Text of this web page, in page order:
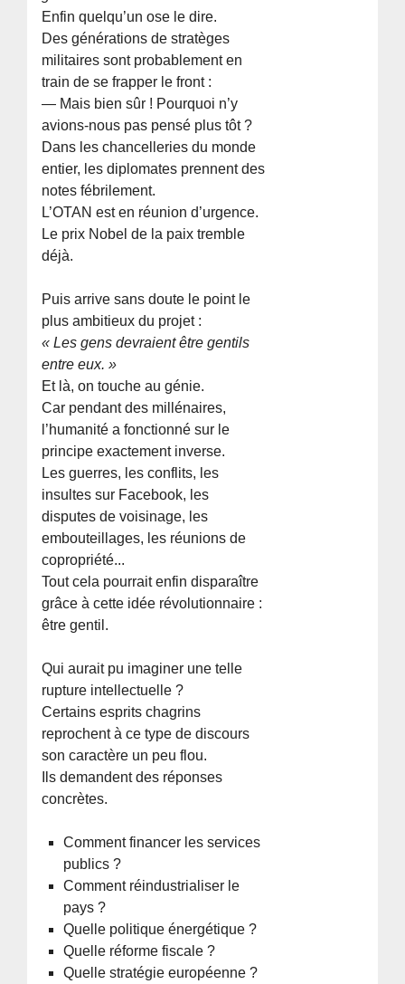
Enfin quelqu’un ose le dire.
Des générations de stratèges
militaires sont probablement en
train de se frapper le front :
— Mais bien sûr ! Pourquoi n’y
avions-nous pas pensé plus tôt ?
Dans les chancelleries du monde
entier, les diplomates prennent des
notes fébrilement.
L’OTAN est en réunion d’urgence.
Le prix Nobel de la paix tremble
déjà.
Puis arrive sans doute le point le
plus ambitieux du projet :
« Les gens devraient être gentils
entre eux. »
Et là, on touche au génie.
Car pendant des millénaires,
l’humanité a fonctionné sur le
principe exactement inverse.
Les guerres, les conflits, les
insultes sur Facebook, les
disputes de voisinage, les
embouteillages, les réunions de
copropriété...
Tout cela pourrait enfin disparaître
grâce à cette idée révolutionnaire :
être gentil.
Qui aurait pu imaginer une telle
rupture intellectuelle ?
Certains esprits chagrins
reprochent à ce type de discours
son caractère un peu flou.
Ils demandent des réponses
concrètes.
Comment financer les services
publics ?
Comment réindustrialiser le
pays ?
Quelle politique énergétique ?
Quelle réforme fiscale ?
Quelle stratégie européenne ?